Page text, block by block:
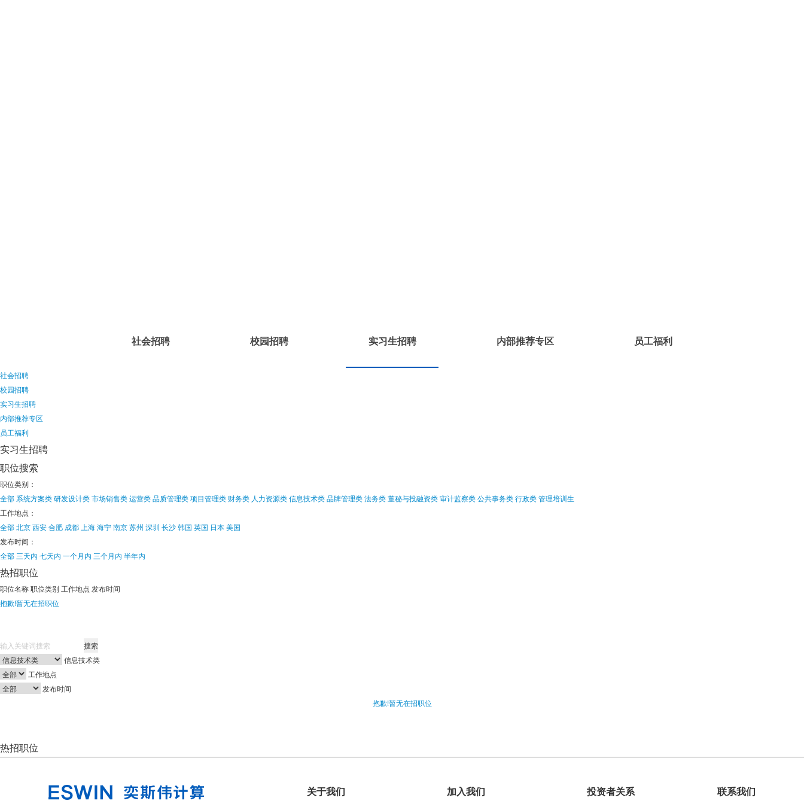
社会招聘 校园招聘 实习生招聘 内部推荐专区 员工福利
社会招聘
校园招聘
实习生招聘
内部推荐专区
员工福利
实习生招聘
职位搜索
职位类别：
全部 系统方案类研发设计类市场销售类运营类品质管理类项目管理类 财务类 人力资源类信息技术类品牌管理类法务类董秘与投融资类审计监察类公共事务类行政类管理培训生
工作地点：
全部北京西安合肥 成都 上海海宁南京苏州 深圳 长沙韩国 英国 日本美国
发布时间：
全部 三天内 七天内 一个月内 三个月内 半年内
热招职位
职位名称职位类别 工作地点 发布时间
抱歉!暂无在招职位
搜索
信息技术类
工作地点
发布时间
抱歉!暂无在招职位
热招职位
关于我们 加入我们 投资者关系 联系我们